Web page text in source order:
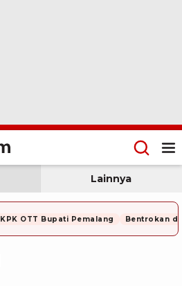
Lainnya
KPK OTT Bupati Pemalang Bentrokan di